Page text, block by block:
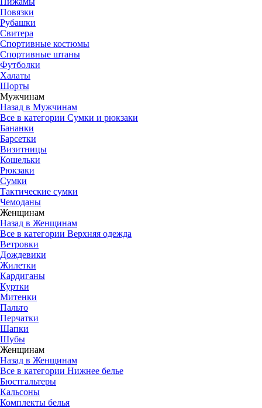
Повязки
Рубашки
Свитера
Спортивные костюмы
Спортивные штаны
Футболки
Халаты
Шорты
Мужчинам
Назад в Мужчинам
Все в категории Сумки и рюкзаки
Бананки
Барсетки
Визитницы
Кошельки
Рюкзаки
Сумки
Тактические сумки
Чемоданы
Женщинам
Назад в Женщинам
Все в категории Верхняя одежда
Ветровки
Дождевики
Жилетки
Кардиганы
Куртки
Митенки
Пальто
Перчатки
Шапки
Шубы
Женщинам
Назад в Женщинам
Все в категории Нижнее белье
Бюстгальтеры
Кальсоны
Комплекты белья